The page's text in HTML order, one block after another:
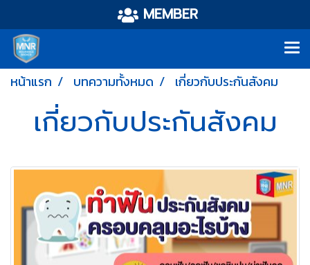
MEMBER
หน้าแรก บทความทั้งหมด เกี่ยวกับประกันสังคม
เกี่ยวกับประกันสังคม